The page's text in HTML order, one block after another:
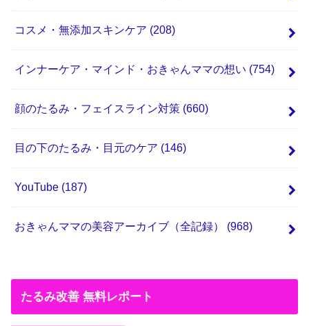
コスメ・無添加スキンケア (208)
インナーケア・マインド・おきゃんママの想い (754)
顔のたるみ・フェイスライン対策 (660)
目の下のたるみ・目元のケア (146)
YouTube (187)
おきゃんママの美容アーカイブ（全記録） (968)
たるみ改善 無料レポート